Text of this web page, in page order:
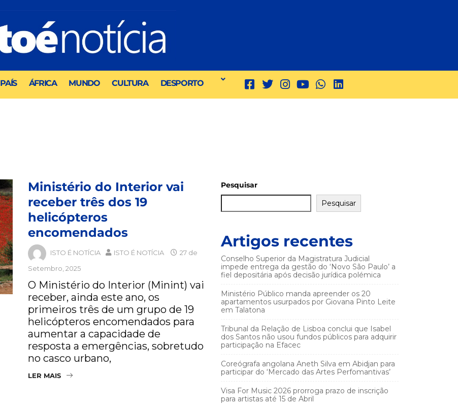
PAÍS ÁFRICA MUNDO CULTURA DESPORTO
Ministério do Interior vai
receber três dos 19
helicópteros
encomendados
ISTO É NOTÍCIA ISTO É NOTÍCIA
27 de
Setembro, 2025
O Ministério do Interior (Minint) vai
receber, ainda este ano, os
primeiros três de um grupo de 19
helicópteros encomendados para
aumentar a capacidade de
resposta a emergências, sobretudo
no casco urbano,
LER MAIS
Pesquisar
Pesquisar
Artigos recentes
Conselho Superior da Magistratura Judicial
impede entrega da gestão do ‘Novo São Paulo’ a
fiel depositária após decisão jurídica polémica
Ministério Público manda apreender os 20
apartamentos usurpados por Giovana Pinto Leite
em Talatona
Tribunal da Relação de Lisboa conclui que Isabel
dos Santos não usou fundos públicos para adquirir
participação na Efacec
Coreógrafa angolana Aneth Silva em Abidjan para
participar do ‘Mercado das Artes Perfomantivas’
Visa For Music 2026 prorroga prazo de inscrição
para artistas até 15 de Abril